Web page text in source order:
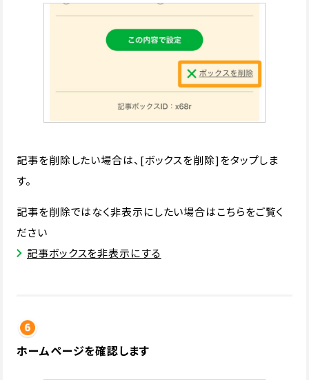
記事を削除したい場合は、[ボックスを削除]をタップしま
す。
記事を削除ではなく非表示にしたい場合はこちらをご覧く
ださい
記事ボックスを非表示にする
ホームページを確認します